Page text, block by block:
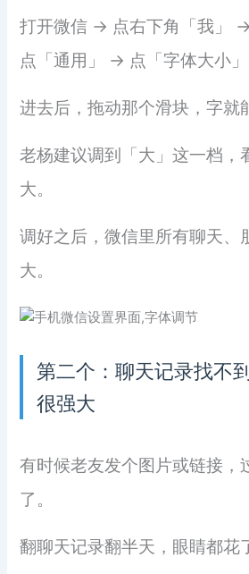
打开微信 → 点右下角「我」
点「通用」 → 点「字体大小」
进去后，拖动那个滑块，字就
老杨建议调到「大」这一档，
大。
调好之后，微信里所有聊天、
大。
第二个：聊天记录找不
很强大
有时候老友发个图片或链接，
了。
翻聊天记录翻半天，眼睛都花